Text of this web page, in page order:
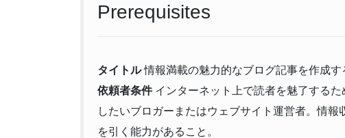
Prerequisites
タイトル情報満載の魅力的なブログ記事を作成す
依頼者条件インターネット上で読者を魅了する
したいブロガーまたはウェブサイト運営者。情
を引く能力があること。